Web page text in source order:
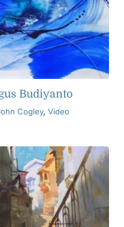
Budiyanto
Cogley, Video